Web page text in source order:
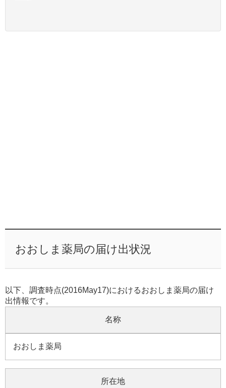
おおしま薬局の届け出状況
以下、調査時点(2016May17)におけるおおしま薬局の届け
出情報です。
名称
おおしま薬局
所在地